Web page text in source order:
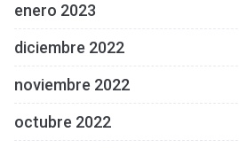
enero 2023
diciembre 2022
noviembre 2022
octubre 2022